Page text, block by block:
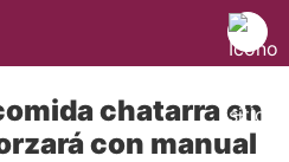
chatarra en
con manual